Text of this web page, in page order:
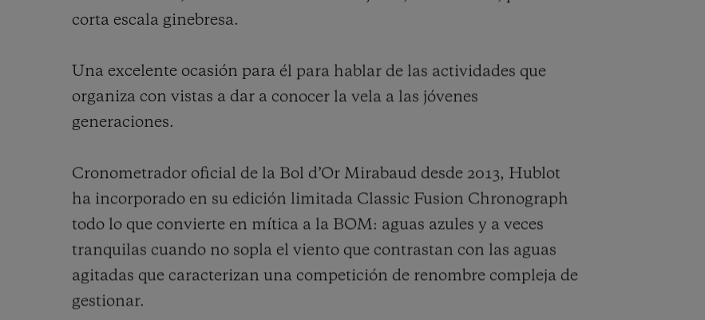
corta escala ginebresa.
Una excelente ocasión para él para hablar de las actividades que
organiza con vistas a dar a conocer la vela a las jóvenes
generaciones.
Cronometrador oficial de la Bol d’Or Mirabaud desde 2013, Hublot
ha incorporado en su edición limitada Classic Fusion Chronograph
todo lo que convierte en mítica a la BOM: aguas azules y a veces
tranquilas cuando no sopla el viento que contrastan con las aguas
agitadas que caracterizan una competición de renombre compleja de
gestionar.